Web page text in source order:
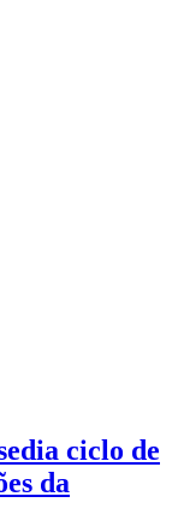
ciclo de
da